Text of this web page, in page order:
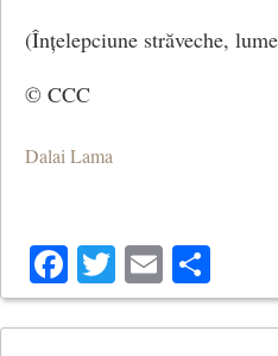
(Înțelepciune străveche,
© CCC
Dalai Lama
Facebook
Twitter
Email